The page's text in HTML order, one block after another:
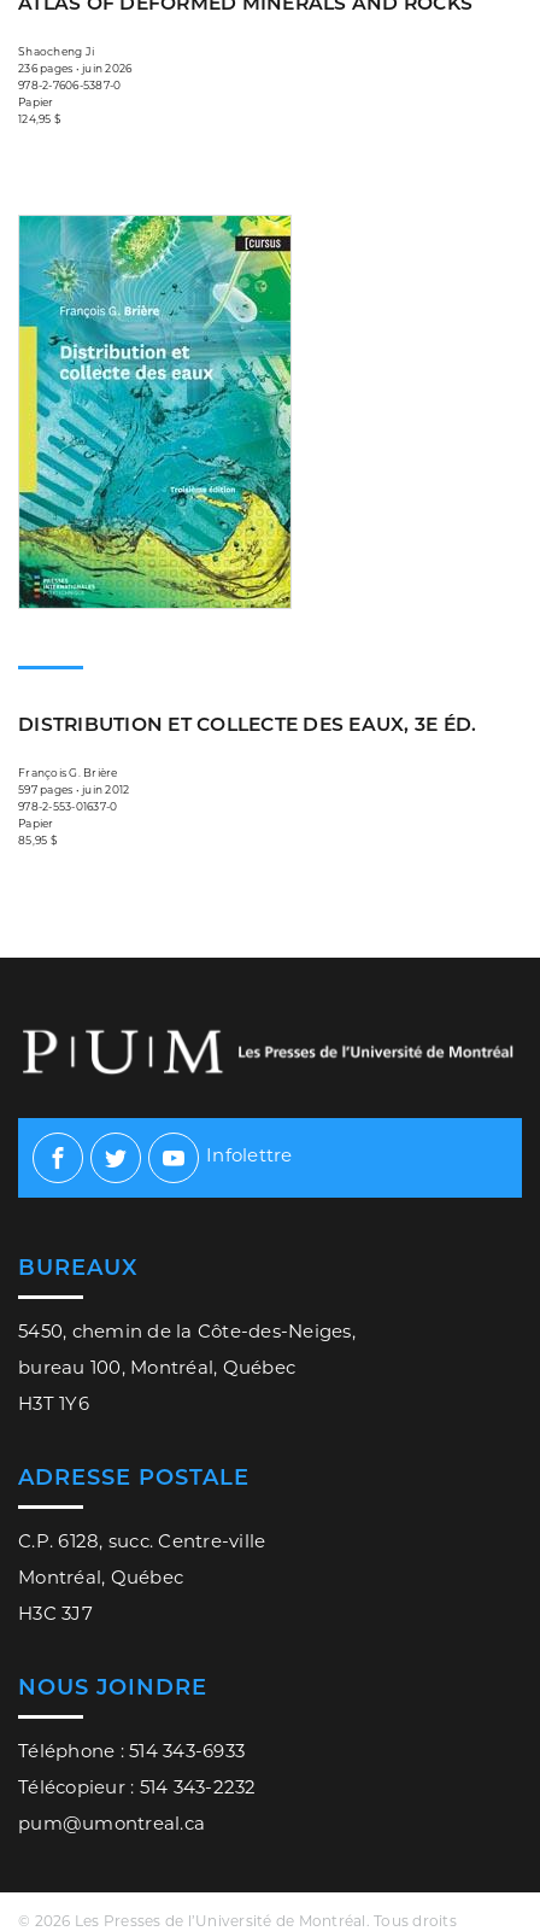
Shaocheng Ji
236 pages • juin 2026
978-2-7606-5387-0
Papier
124,95 $
DISTRIBUTION ET COLLECTE DES EAUX, 3E ÉD.
François G. Brière
597 pages • juin 2012
978-2-553-01637-0
Papier
85,95 $
Facebook
TwitterYoutube
Infolettre
BUREAUX
5450, chemin de la Côte-des-Neiges,
bureau 100, Montréal, Québec
H3T 1Y6
ADRESSE POSTALE
C.P. 6128, succ. Centre-ville
Montréal, Québec
H3C 3J7
NOUS JOINDRE
Téléphone : 514 343-6933
Télécopieur : 514 343-2232
pum@umontreal.ca
© 2026 Les Presses de l’Université de Montréal. Tous droits